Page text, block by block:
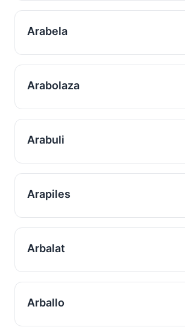
Arabela
Arabolaza
Arabuli
Arapiles
Arbalat
Arballo